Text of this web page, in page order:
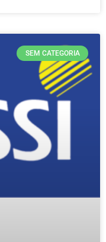
SEM CATEGORIA